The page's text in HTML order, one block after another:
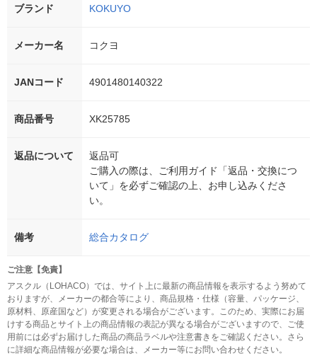
ブランド KOKUYO
メーカー名 コクヨ
JANコード 4901480140322
商品番号 XK25785
返品について
返品可
ご購入の際は、ご利用ガイド「返品・交換につ
いて」を必ずご確認の上、お申し込みくださ
い。
備考 総合カタログ
ご注意【免責】
アスクル（LOHACO）では、サイト上に最新の商品情報を表示するよう努めて
おりますが、メーカーの都合等により、商品規格・仕様（容量、パッケージ、
原材料、原産国など）が変更される場合がございます。このため、実際にお届
けする商品とサイト上の商品情報の表記が異なる場合がございますので、ご使
用前には必ずお届けした商品の商品ラベルや注意書きをご確認ください。さら
に詳細な商品情報が必要な場合は、メーカー等にお問い合わせください。